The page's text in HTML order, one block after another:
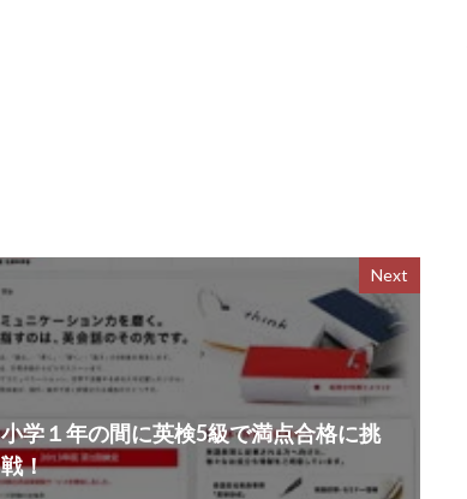
Next
小学１年の間に英検5級で満点合格に挑
戦！